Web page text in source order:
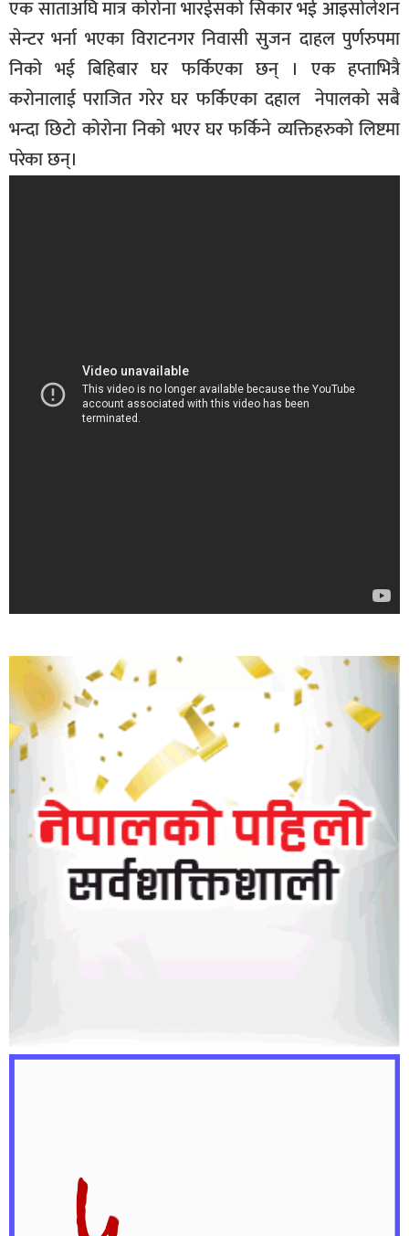
एक साताअघि मात्र कोरोना भारईसको सिकार भई आइसोलेशन
सेन्टर भर्ना भएका विराटनगर निवासी सुजन दाहल पुर्णरुपमा
निको भई बिहिबार घर फर्किएका छन् । एक हप्ताभित्रै
करोनालाई पराजित गरेर घर फर्किएका दहाल नेपालकाे सबै
भन्दा छिटो कोरोना निको भएर घर फर्किने व्यक्तिहरुकाे लिष्टमा
परेका छन्।